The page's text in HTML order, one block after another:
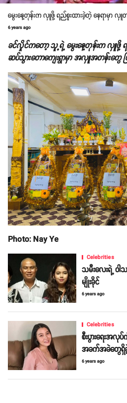
မွေးနေ့တုန်းက လှူဖို့ ရည်စူးထားခဲ့တဲ့ နေရာမှာ
6 years ago
ခင်လှိုင်ကတော့ သူ့ရဲ့ မွေးနေ့တုန်းက လှူဖို့ ရ
ဆပ်သွားတောကျေးရွာမှာ အလှူအတန်းတွေ
Photo: Nay Ye
Celebrities
သမီးလေးရဲ့ ဝါ
မျိုးခိုင်
6 years ago
Celebrities
စီးပွားရေးအ
အခက်အခဲတွေ
6 years ago